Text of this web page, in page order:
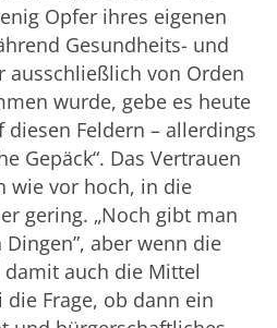
Opfer ihres eigenen
Gesundheits- und
ausschließlich von Orden
wurde, gebe es heute
Feldern – allerdings
Gepäck“. Das Vertrauen
wie vor hoch, in die
gering. „Noch gibt man
aber wenn die
auch die Mittel
Frage, ob dann ein